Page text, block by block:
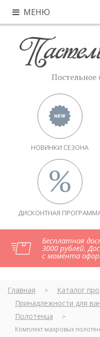
МЕНЮ
Постельное
НОВИНКИ СЕЗОНА
ДИСКОНТНАЯ
Бесплатная
3000 рублей.
с момента
Главная > Каталог
Принадлежности для
Полотенца
>
Комплект махровых